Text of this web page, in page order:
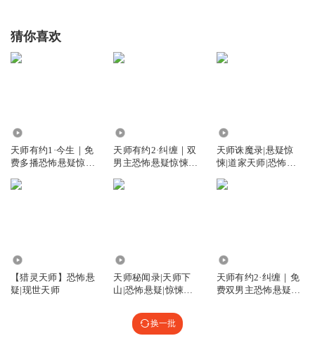
猜你喜欢
天师有约1·今生｜免
费多播恐怖悬疑惊悚
天师有约2·纠缠｜双
男主恐怖悬疑惊悚灵
天师诛魔录|悬疑惊
悚|道家天师|恐怖故
【猎灵天师】恐怖悬
疑|现世天师
天师秘闻录|天师下
山|恐怖悬疑|惊悚灵
天师有约2·纠缠｜免
费双男主恐怖悬疑原
换一批